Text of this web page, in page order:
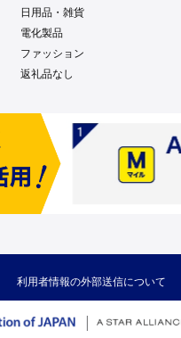
日用品・雑貨
電化製品
ファッション
返礼品なし
利用者情報の外部送信について